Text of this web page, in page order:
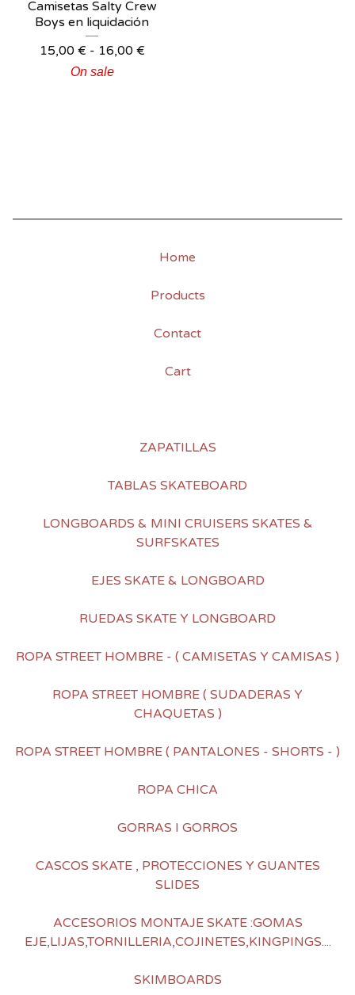
Camisetas Salty Crew
Boys en liquidación
15,00 € - 16,00 €
On sale
Home
Products
Contact
Cart
ZAPATILLAS
TABLAS SKATEBOARD
LONGBOARDS & MINI CRUISERS SKATES &
SURFSKATES
EJES SKATE & LONGBOARD
RUEDAS SKATE Y LONGBOARD
ROPA STREET HOMBRE - ( CAMISETAS Y CAMISAS )
ROPA STREET HOMBRE ( SUDADERAS Y
CHAQUETAS )
ROPA STREET HOMBRE ( PANTALONES - SHORTS - )
ROPA CHICA
GORRAS I GORROS
CASCOS SKATE , PROTECCIONES Y GUANTES
SLIDES
ACCESORIOS MONTAJE SKATE :GOMAS
EJE,LIJAS,TORNILLERIA,COJINETES,KINGPINGS....
SKIMBOARDS